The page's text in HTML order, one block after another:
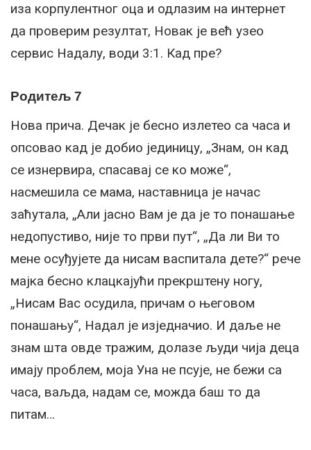
иза корпулентног оца и одлазим на интернет
да проверим резултат, Новак је већ узео
сервис Надалу, води 3:1. Кад пре?
Родитељ 7
Нова прича. Дечак је бесно излетео са часа и
опсовао кад је добио јединицу, „Знам, он кад
се изнервира, спасавај се ко може“,
насмешила се мама, наставница је начас
заћутала, „Али јасно Вам је да је то понашање
недопустиво, није то први пут“, „Да ли Ви то
мене осуђујете да нисам васпитала дете?“ рече
мајка бесно клацкајући прекрштену ногу,
„Нисам Вас осудила, причам о његовом
понашању“, Надал је изједначио. И даље не
знам шта овде тражим, долазе људи чија деца
имају проблем, моја Уна не псује, не бежи са
часа, ваљда, надам се, можда баш то да
питам…